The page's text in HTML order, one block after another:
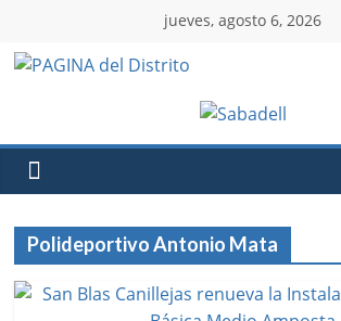
jueves, agosto 6, 2026
Polideportivo Antonio Mata